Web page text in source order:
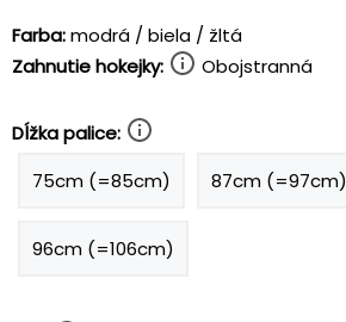
Farba:modrá / biela / žltá
Zahnutie hokejky:
Obojstranná
Dĺžka palice:
75cm (=85cm)
87cm (=97cm)
96cm (=106cm)